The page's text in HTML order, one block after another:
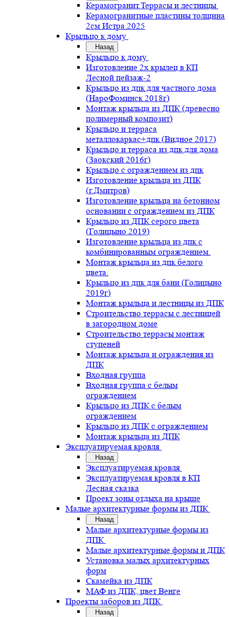
Керамогранит.Террасы и лестницы
Керамогранитные пластины толщина
2см Истра.2025
Крыльцо к дому
Назад
Крыльцо к дому
Изготовление 2х крылец в КП
Лесной пейзаж-2
Крыльцо из дпк для частного дома
(НароФоминск 2018г)
Монтаж крыльца из ДПК (древесно
полимерный композит)
Крыльцо и терраса
металлокаркас+дпк (Видное 2017)
Крыльцо и терраса из дпк для дома
(Заокский 2016г)
Крыльцо с ограждением из дпк
Изготовление крыльца из ДПК
(г.Дмитров)
Изготовление крыльца на бетонном
основании с ограждением из ДПК
Крыльцо из ДПК серого цвета
(Голицыно 2019)
Изготовление крыльца из дпк с
комбинированным ограждением.
Монтаж крыльца из дпк белого
цвета.
Крыльцо из дпк для бани (Голицыно
2019г)
Монтаж крыльца и лестницы из ДПК
Строительство террасы с лестницей
в загородном доме
Строительство террасы монтаж
ступеней
Монтаж крыльца и ограждения из
ДПК
Входная группа
Входная группа с белым
ограждением
Крыльцо из ДПК с белым
ограждением
Крыльцо из ДПК с ограждением
Монтаж крыльца из ДПК
Эксплуатируемая кровля
Назад
Эксплуатируемая кровля
Эксплуатируемая кровля в КП
Лесная сказка
Проект зоны отдыха на крыше
Малые архитектурные формы из ДПК
Назад
Малые архитектурные формы из
ДПК
Малые архитектурные формы и ДПК
Установка малых архитектурных
форм
Скамейка из ДПК
МАФ из ДПК, цвет Венге
Проекты заборов из ДПК
Назад